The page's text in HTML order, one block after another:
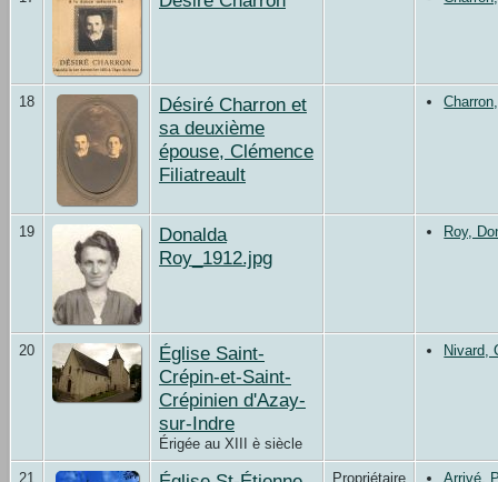
18
Désiré Charron et
sa deuxième
épouse, Clémence
Filiatreault
19
Donalda
Roy_1912.jpg
Roy,
20
Église Saint-
Crépin-et-Saint-
Crépinien d'Azay-
sur-Indre
Érigée au XIII è siècle
Nivard,
21
Propriétaire
Arrivé,